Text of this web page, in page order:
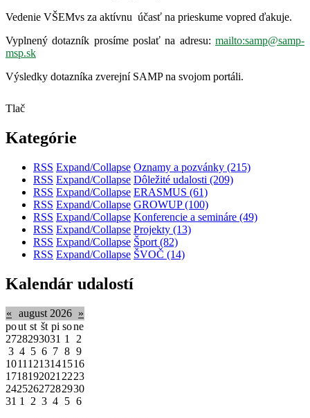
Vedenie VŠEMvs za aktívnu účasť na prieskume vopred ďakuje.
Vyplnený dotazník prosíme poslať na adresu: mailto:samp@samp-
msp.sk
Výsledky dotazníka zverejní SAMP na svojom portáli.
Tlač
Kategórie
RSS Expand/Collapse Oznamy a pozvánky (215)
RSS Expand/Collapse Dôležité udalosti (209)
RSS Expand/Collapse ERASMUS (61)
RSS Expand/Collapse GROWUP(100)
RSS Expand/Collapse Konferencie a semináre (49)
RSS Expand/Collapse Projekty (13)
RSS Expand/Collapse Šport (82)
RSS Expand/Collapse ŠVOČ (14)
Kalendár udalostí
« august 2026 »
pout st št pi sone
2728293031 1 2
3 4 5 6 7 8 9
10111213141516
17181920212223
24252627282930
31 1 2 3 4 5 6